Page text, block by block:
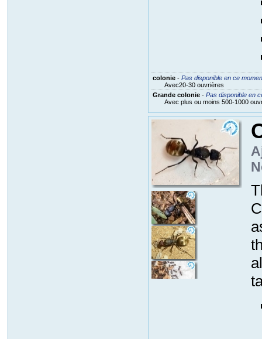
colonie- Pas disponible en ce
Avec20-30 ouvrières
Grande colonie- Pas disponible en
Avec plus ou moins 500-1000